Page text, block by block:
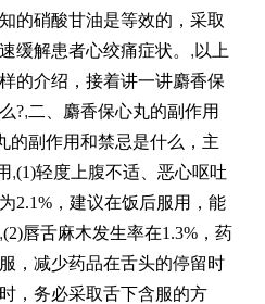
的硝酸甘油是等效的，采取
缓解患者心绞痛症状。 , 以上
的介绍，接着讲一讲麝香保
?,二、麝香保心丸的副作用
的副作用和禁忌是什么，主
,(1)轻度上腹不适、恶心呕吐
2.1%，建议在饭后服用，能
,(2)唇舌麻木发生率在1.3%，药
，减少药品在舌头的停留时
，务必采取舌下含服的方